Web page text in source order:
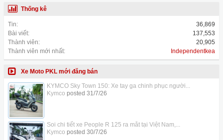
Thống kê
Tin:
36,869
Bài viết:
137,553
Thành viên:
20,905
Thành viên mới nhất:
Independentkea
Xe Moto PKL mới đăng bán
KYMCO Sky Town 150: Xe tay ga chinh phục người...
Kymco posted 31/7/26
Soi chi tiết xe People R 125 ra mắt tại Việt Nam,...
Kymco posted 30/7/26